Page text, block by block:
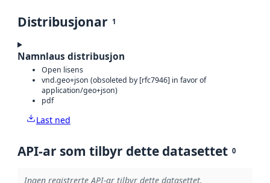
Distribusjonar 1
Namnlaus distribusjon
Open lisens
vnd.geo+json (obsoleted by [rfc7946] in favor of
application/geo+json)
pdf
Last ned
API-ar som tilbyr dette datasettet 0
Ingen registrerte API-ar tilbyr dette datasettet.